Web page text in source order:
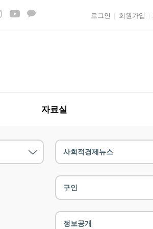
로그인 회원가입
자료실
사회적경제뉴스
구인
정보공개